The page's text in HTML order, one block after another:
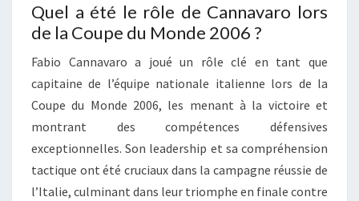
Quel a été le rôle de Cannavaro lors
de la Coupe du Monde 2006 ?
Fabio Cannavaro a joué un rôle clé en tant que
capitaine de l’équipe nationale italienne lors de la
Coupe du Monde 2006, les menant à la victoire et
montrant des compétences défensives
exceptionnelles. Son leadership et sa compréhension
tactique ont été cruciaux dans la campagne réussie de
l’Italie, culminant dans leur triomphe en finale contre